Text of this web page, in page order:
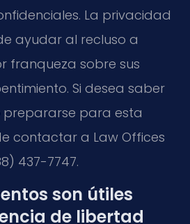
La privacidad
ayudar al recluso a
franqueza sobre sus
Si desea saber
para esta
contactar a Law Offices
437-7747.
son útiles
de libertad